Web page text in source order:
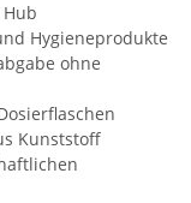
Hygieneprodukte
ohne
Kunststoff